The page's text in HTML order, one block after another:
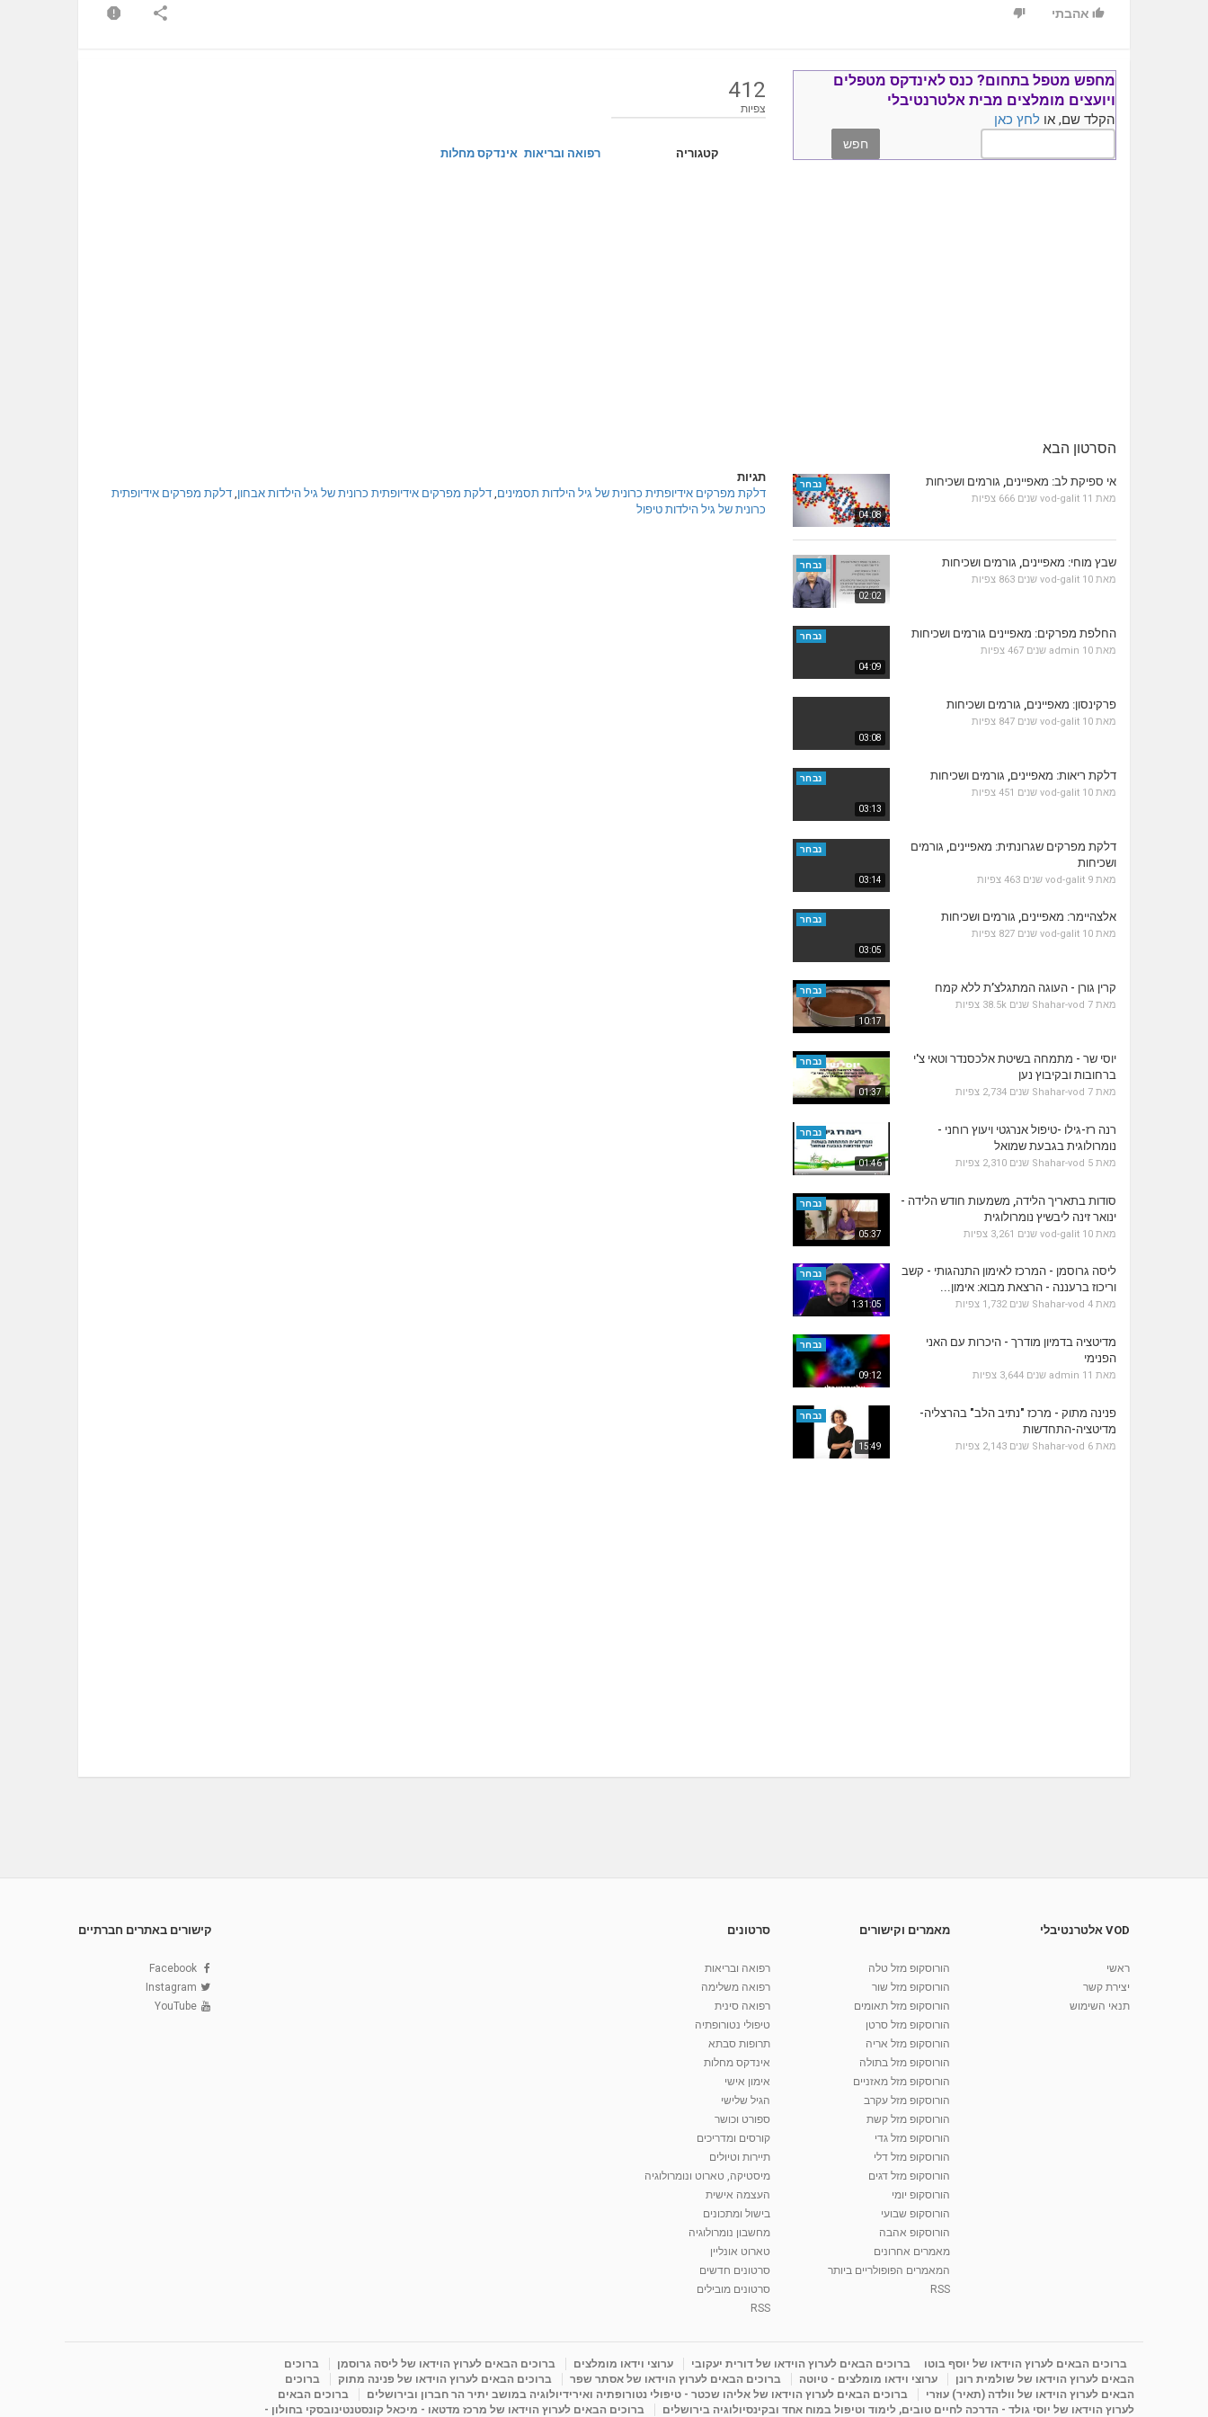
אהבתי
412
צפיות
קטגוריה רפואה ובריאות אינדקס מחלות
תגיות
דלקת מפרקים אידיופתית כרונית של גיל הילדות תסמינים, דלקת מפרקים אידיופתית כרונית של גיל הילדות אבחון, דלקת מפרקים אידיופתית
כרונית של גיל הילדות טיפול
מחפש מטפל בתחום? כנס לאינדקס מטפלים
ויועצים מומלצים מבית אלטרנטיבלי
הקלד שם, או לחץ כאן
הסרטון הבא
04:08
נבחר אי ספיקת לב: מאפיינים, גורמים ושכיחות
מאת vod-galit 11 שנים 666 צפיות
02:02
נבחר שבץ מוחי: מאפיינים, גורמים ושכיחות
מאת vod-galit 10 שנים 863 צפיות
04:09
נבחר החלפת מפרקים: מאפיינים גורמים ושכיחות
מאת admin 10 שנים 467 צפיות
03:08
פרקינסון: מאפיינים, גורמים ושכיחות
מאת vod-galit 10 שנים 847 צפיות
03:13
נבחר דלקת ריאות: מאפיינים, גורמים ושכיחות
מאת vod-galit 10 שנים 451 צפיות
03:14
נבחר
דלקת מפרקים שגרונתית: מאפיינים, גורמים
ושכיחות
מאת vod-galit 9 שנים 463 צפיות
03:05
נבחר אלצהיימר: מאפיינים, גורמים ושכיחות
מאת vod-galit 10 שנים 827 צפיות
10:17
נבחר קרין גורן - העוגה המתגלצ’ת ללא קמח
מאת Shahar-vod 7 שנים 38.5k צפיות
01:37
נבחר
יוסי שר - מתמחה בשיטת אלכסנדר וטאי צ'י
ברחובות ובקיבוץ נען
מאת Shahar-vod 7 שנים 2,734 צפיות
01:46
נבחר
רנה רז-גילו -טיפול אנרגטי ויעוץ רוחני -
נומרולוגית בגבעת שמואל
מאת Shahar-vod 5 שנים 2,310 צפיות
05:37
נבחר
סודות בתאריך הלידה, משמעות חודש הלידה -
ינואר זינה ליבשיץ נומרולוגית
מאת vod-galit 10 שנים 3,261 צפיות
1:31:05
נבחר
ליסה גרוסמן - המרכז לאימון התנהגותי - קשב
וריכוז ברעננה - הרצאת מבוא: אימון...
מאת Shahar-vod 4 שנים 1,732 צפיות
09:12
נבחר
מדיטציה בדמיון מודרך - היכרות עם האני
הפנימי
מאת admin 11 שנים 3,644 צפיות
15:49
נבחר
פנינה מתוק - מרכז "נתיב הלב" בהרצליה-
מדיטציה-התחדשות
מאת Shahar-vod 6 שנים 2,143 צפיות
VOD אלטרנטיבלי
ראשי
יצירת קשר
תנאי השימוש
מאמרים וקישורים
הורוסקופ מזל טלה
הורוסקופ מזל שור
הורוסקופ מזל תאומים
הורוסקופ מזל סרטן
הורוסקופ מזל אריה
הורוסקופ מזל בתולה
הורוסקופ מזל מאזניים
הורוסקופ מזל עקרב
הורוסקופ מזל קשת
הורוסקופ מזל גדי
הורוסקופ מזל דלי
הורוסקופ מזל דגים
הורוסקופ יומי
הורוסקופ שבועי
הורוסקופ אהבה
מאמרים אחרונים
המאמרים הפופולריים ביותר
RSS
סרטונים
רפואה ובריאות
רפואה משלימה
רפואה סינית
טיפולי נטורופתיה
תרופות סבתא
אינדקס מחלות
אימון אישי
הגיל שלישי
ספורט וכושר
קורסים ומדריכים
תיירות וטיולים
מיסטיקה, טארוט ונומרולוגיה
העצמה אישית
בישול ומתכונים
מחשבון נומרולוגיה
טארוט אונליין
סרטונים חדשים
סרטונים מובילים
RSS
קישורים באתרים חברתיים
Facebook
Instagram
YouTube
ברוכים הבאים לערוץ הוידאו של יוסף בוטו ברוכים הבאים לערוץ הוידאו של דורית יעקובי ערוצי וידאו מומלצים ברוכים הבאים לערוץ הוידאו של ליסה גרוסמן
ברוכים
הבאים לערוץ הוידאו של שולמית רונן
ערוצי וידאו מומלצים - טיוטה ברוכים הבאים לערוץ הוידאו של אסתר שפר ברוכים הבאים לערוץ הוידאו של פנינה מתוק
ברוכים
הבאים לערוץ הוידאו של וולדה (תאיר) עוזרי
ברוכים הבאים לערוץ הוידאו של אליהו שכטר - טיפולי נטורופתיה ואירידיולוגיה במושב יתיר הר חברון ובירושלים
ברוכים הבאים
לערוץ הוידאו של יוסי גולד - הדרכה לחיים טובים, לימוד וטיפול במוח אחד ובקינסיולוגיה בירושלים
ברוכים הבאים לערוץ הוידאו של מרכז מדטאו - מיכאל קונסטנטינובסקי בחולון -